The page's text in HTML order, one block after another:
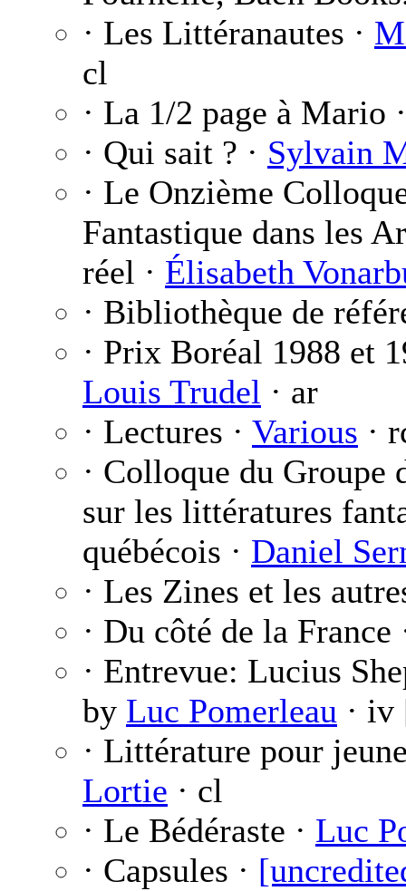
· Les Littéranautes ·
cl
· La 1/2 page à Mario
· Qui sait ? · Sylvain
· Le Onzième
Fantastique dans les
réel · Élisabeth
· Bibliothèque de
· Prix Boréal 1988 et
Louis Trudel · ar
· Lectures · Various ·
· Colloque du Groupe
sur les littératures
québécois · Daniel
· Les Zines et les
· Du côté de la France
· Entrevue: Lucius
by Luc Pomerleau ·
· Littérature pour
Lortie · cl
· Le Bédéraste · Luc
· Capsules ·